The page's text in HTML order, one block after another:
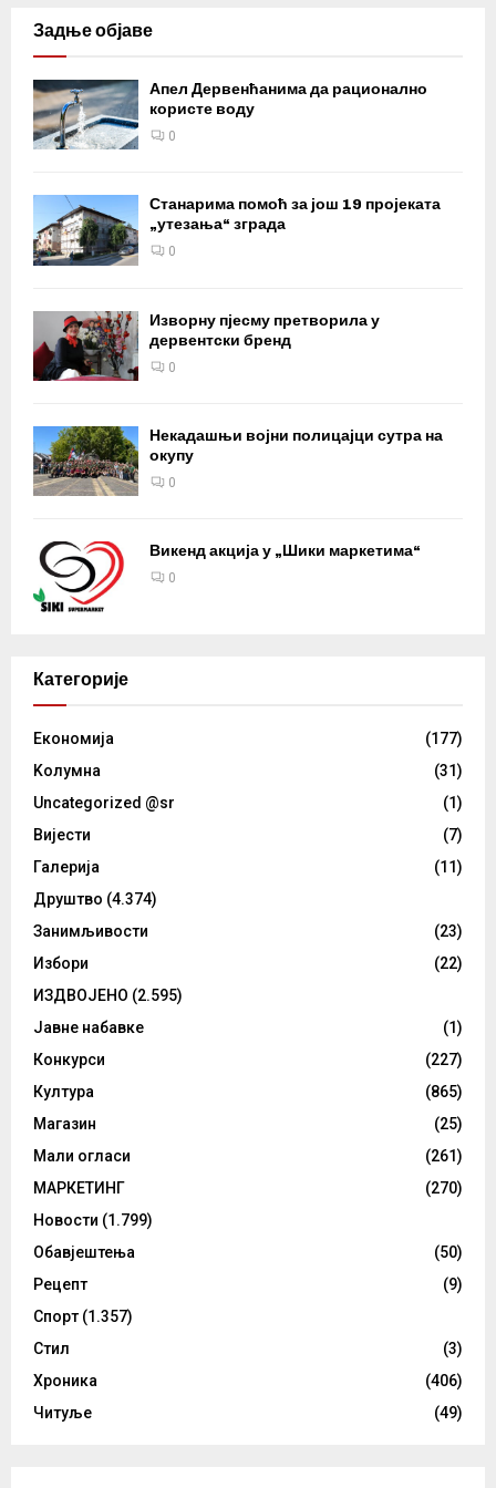
Задње објаве
Апел Дервенћанима да рационално
користе воду
0
Станарима помоћ за још 19 пројеката
„утезања“ зграда
0
Изворну пјесму претворила у
дервентски бренд
0
Некадашњи војни полицајци сутра на
окупу
0
Викенд акција у „Шики маркетима“
0
Категорије
Eкономија
(177)
Kолумнa
(31)
Uncategorized @sr
(1)
Вијести
(7)
Галерија
(11)
Друштво (4.374)
Занимљивости
(23)
Избори
(22)
ИЗДВОЈЕНО (2.595)
Јавне набавке
(1)
Конкурси
(227)
Култура
(865)
Магазин
(25)
Мали огласи
(261)
МАРКЕТИНГ
(270)
Новости (1.799)
Обавјештења
(50)
Рецепт
(9)
Спорт (1.357)
Стил
(3)
Хроника
(406)
Читуље
(49)